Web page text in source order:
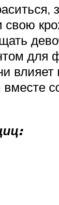
свою
для
влияет